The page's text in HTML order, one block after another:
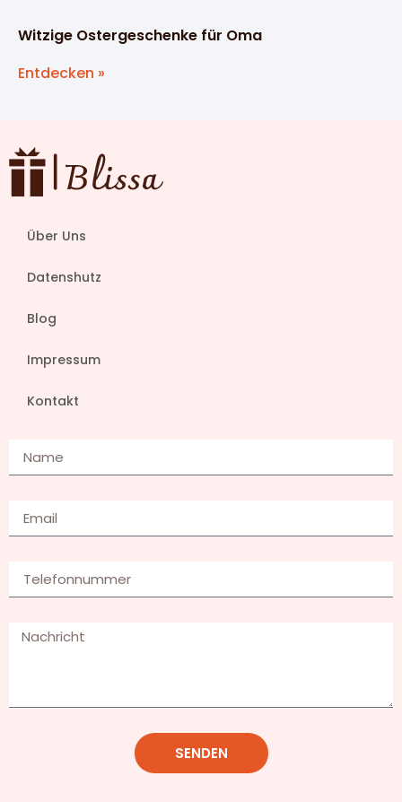
Witzige Ostergeschenke für Oma
Entdecken »
Über Uns
Datenshutz
Blog
Impressum
Kontakt
SENDEN